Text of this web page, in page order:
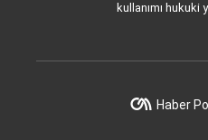
kullanımı hukuki
Haber